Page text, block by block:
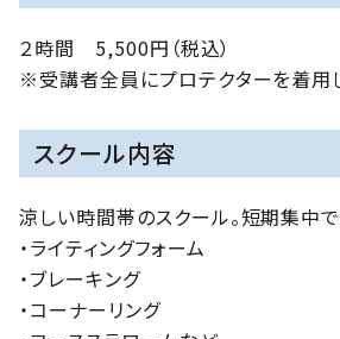
２時間 5,500円（税込）
※受講者全員にプロテクターを着用
スクール内容
涼しい時間帯のスクール。短期集中
・ライティングフォーム
・ブレーキング
・コーナーリング